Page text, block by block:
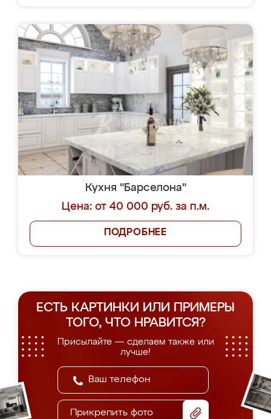
Кухня "Барселона"
Цена: от 40 000 руб. за п.м.
ПОДРОБНЕЕ
ЕСТЬ КАРТИНКИ ИЛИ ПРИМЕРЫ
ТОГО, ЧТО НРАВИТСЯ?
Присылайте — сделаем также или
лучше!
Прикрепить фото